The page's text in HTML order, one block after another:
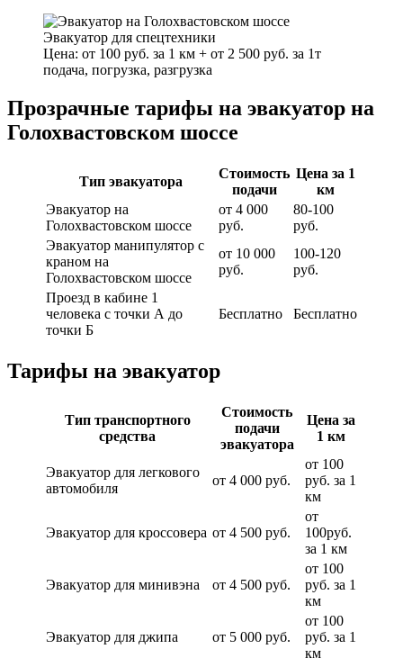
Эвакуатор для спецтехники
Цена: от 100 руб. за 1 км + от 2 500 руб. за 1т
подача, погрузка, разгрузка
Прозрачные тарифы на эвакуатор на
Голохвастовском шоссе
Тип эвакуатора
Стоимость
подачи
Цена за 1
км
Эвакуатор на
Голохвастовском шоссе
от 4 000
руб.
80-100
руб.
Эвакуатор манипулятор с
краном на
Голохвастовском шоссе
от 10 000
руб.
100-120
руб.
Проезд в кабине 1
человека с точки А до
точки Б
Бесплатно Бесплатно
Тарифы на эвакуатор
Тип транспортного
средства
Стоимость
подачи
эвакуатора
Цена за
1 км
Эвакуатор для легкового
автомобиля
от 4 000 руб.
от 100
руб. за 1
км
Эвакуатор для кроссовера от 4 500 руб.
от
100руб.
за 1 км
Эвакуатор для минивэна от 4 500 руб.
от 100
руб. за 1
км
Эвакуатор для джипа от 5 000 руб.
от 100
руб. за 1
км